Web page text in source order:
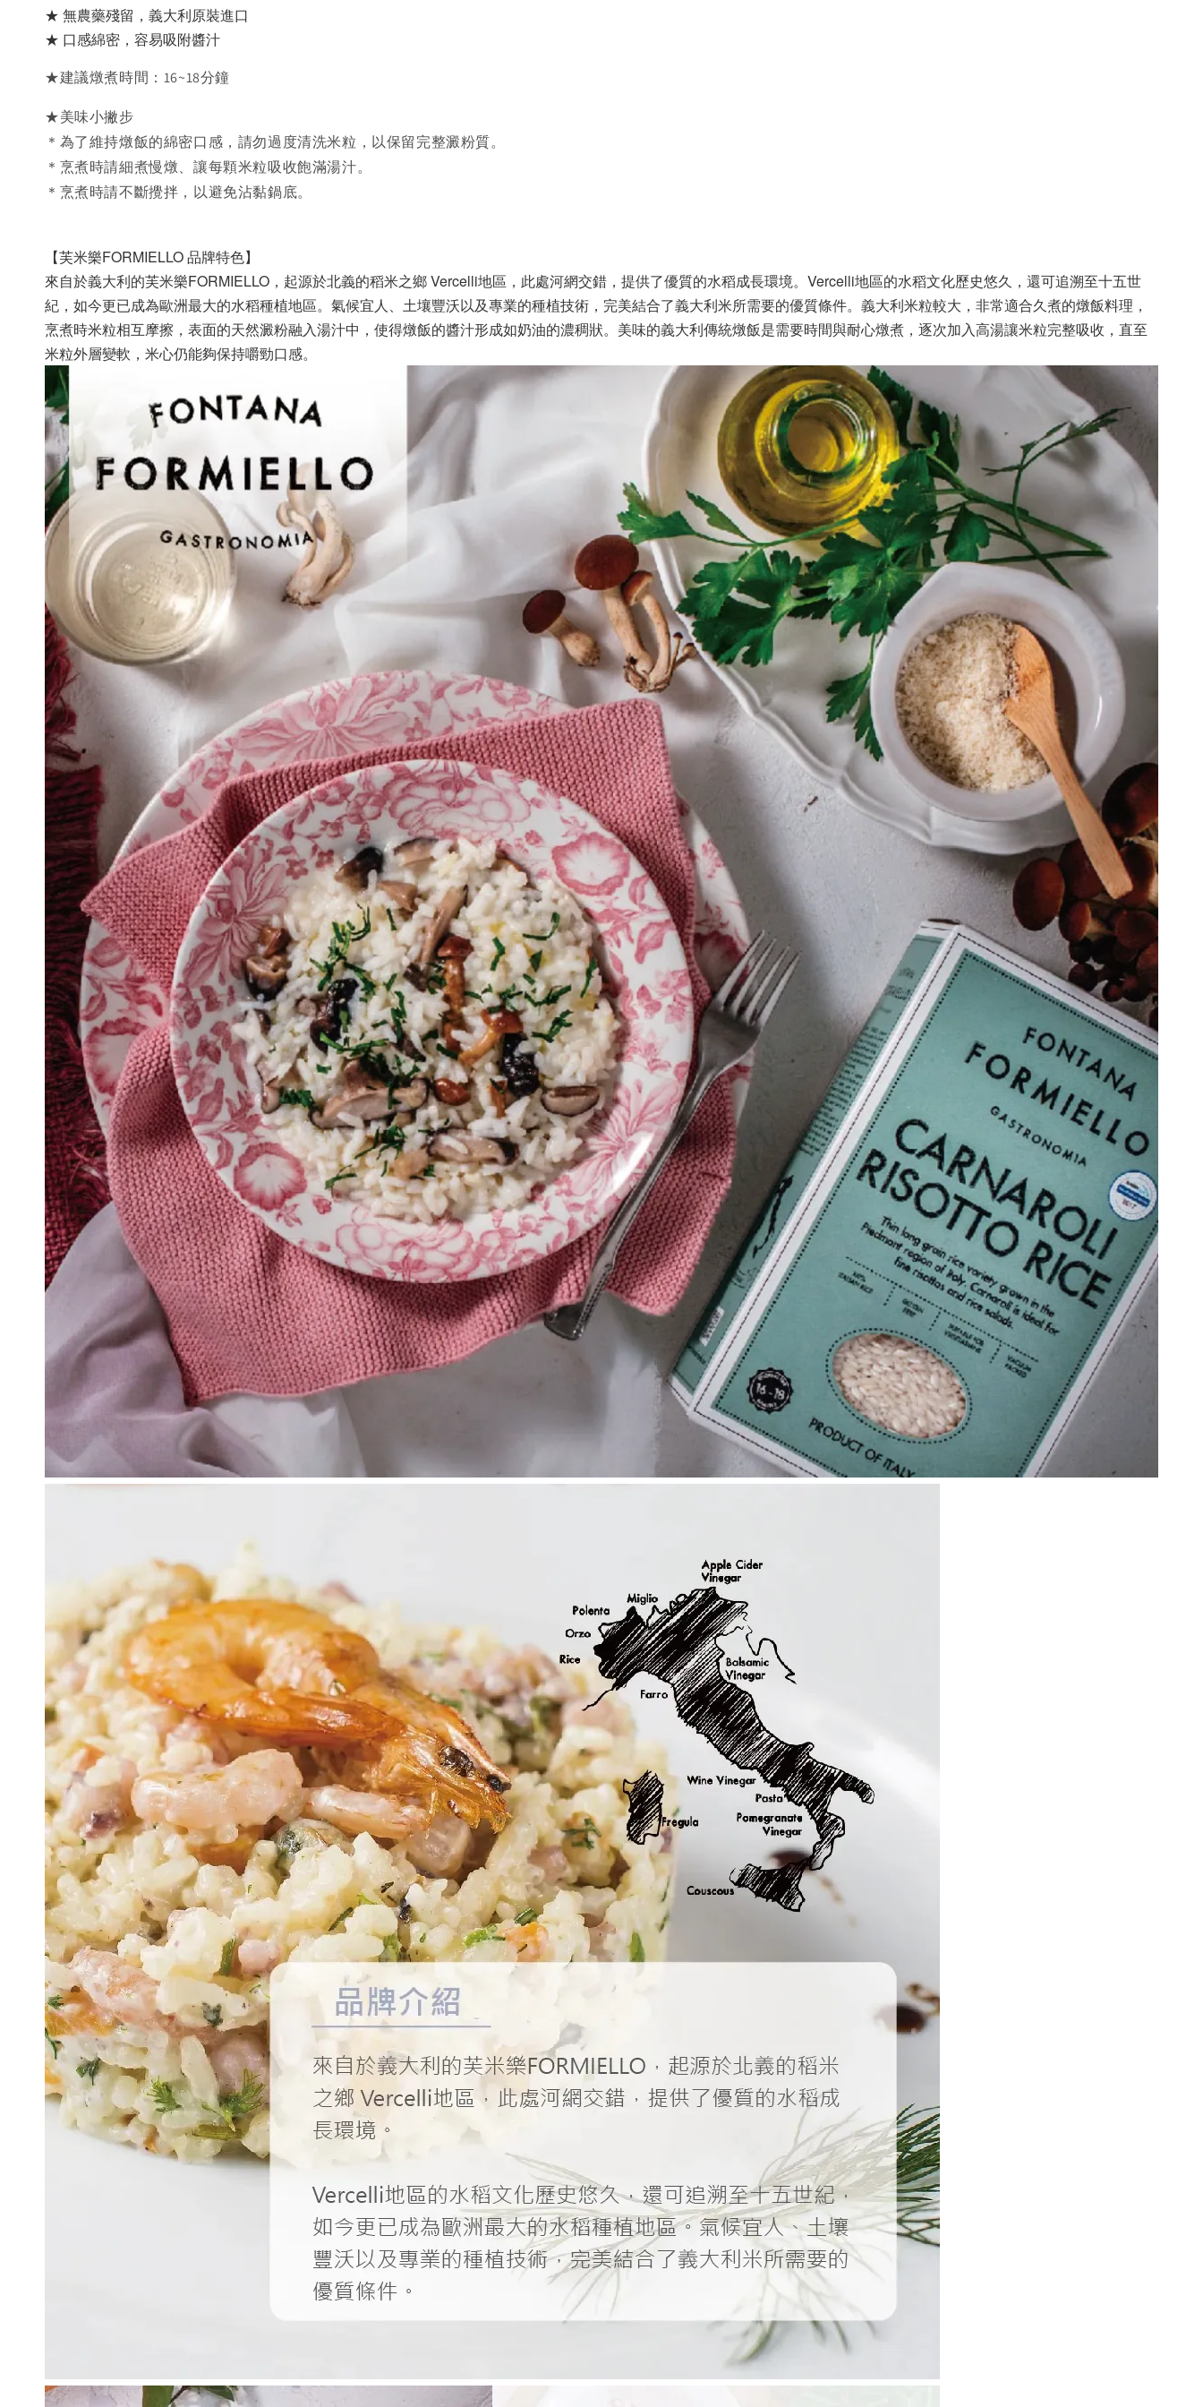
★ 無農藥殘留，義大利原裝進口
★ 口感綿密，容易吸附醬汁
★建議燉煮時間：16~18分鐘
★美味小撇步
＊為了維持燉飯的綿密口感，請勿過度清洗米粒，以保留完整澱粉質。
＊烹煮時請細煮慢燉、讓每顆米粒吸收飽滿湯汁。
＊烹煮時請不斷攪拌，以避免沾黏鍋底。
【芙米樂FORMIELLO 品牌特色】
來自於義大利的芙米樂FORMIELLO，起源於北義的稻米之鄉 Vercelli地區，此處河網交錯，提供了優質的水稻成長環境。Vercelli地區的水稻文化歷史悠久，還可追溯至十五世
紀，如今更已成為歐洲最大的水稻種植地區。氣候宜人、土壤豐沃以及專業的種植技術，完美結合了義大利米所需要的優質條件。義大利米粒較大，非常適合久煮的燉飯料理，
烹煮時米粒相互摩擦，表面的天然澱粉融入湯汁中，使得燉飯的醬汁形成如奶油的濃稠狀。美味的義大利傳統燉飯是需要時間與耐心燉煮，逐次加入高湯讓米粒完整吸收，直至
米粒外層變軟，米心仍能夠保持嚼勁口感。